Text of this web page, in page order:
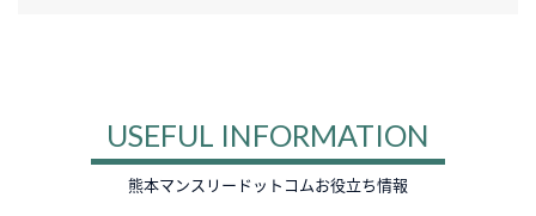
USEFUL INFORMATION
熊本マンスリードットコムお役立ち情報